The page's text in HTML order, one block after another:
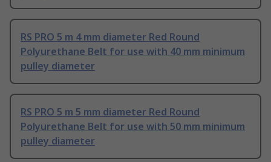
RS PRO 5 m 4 mm diameter Red Round
Polyurethane Belt for use with 40 mm minimum
pulley diameter
RS PRO 5 m 5 mm diameter Red Round
Polyurethane Belt for use with 50 mm minimum
pulley diameter